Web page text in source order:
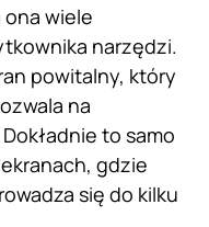
wiele
narzędzi.
powitalny, który
na
to samo
gdzie
się do kilku